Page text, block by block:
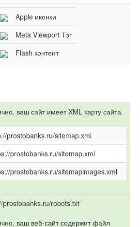
Apple иконки
Meta Viewport Тэг
Flash контент
ваш сайт имеет XML карту сайта.
prostobanks.ru/sitemap.xml
prostobanks.ru/sitemap.xml
prostobanks.ru/sitemapimages.xml
prostobanks.ru/robots.txt
ваш веб-сайт содержит файл